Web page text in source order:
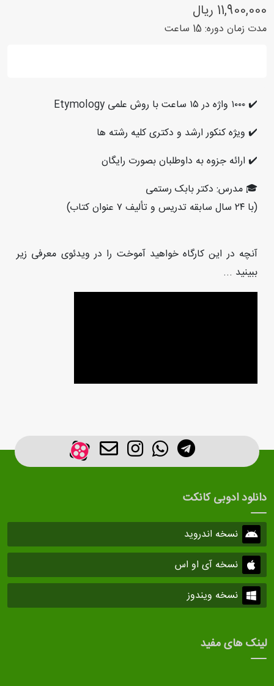
11,900,000 ریال
مدت زمان دوره: 15 ساعت
✔️ ١٠٠٠ واژه در ١٥ ساعت با روش علمی Etymology
✔️ ویژه کنکور ارشد و دکتری کلیه رشته ها
✔️ ارائه جزوه به داوطلبان بصورت رایگان
🎓 مدرس: دکتر بابک رستمی
(با ٢٤ سال سابقه تدریس و تألیف ٧ عنوان کتاب)
آنچه در اين كارگاه خواهيد آموخت را در ويدئوی معرفی زیر
ببينيد ...
دانلود ادوبی کانکت
نسخه اندروید
نسخه آی او اس
نسخه ویندوز
لینک های مفید